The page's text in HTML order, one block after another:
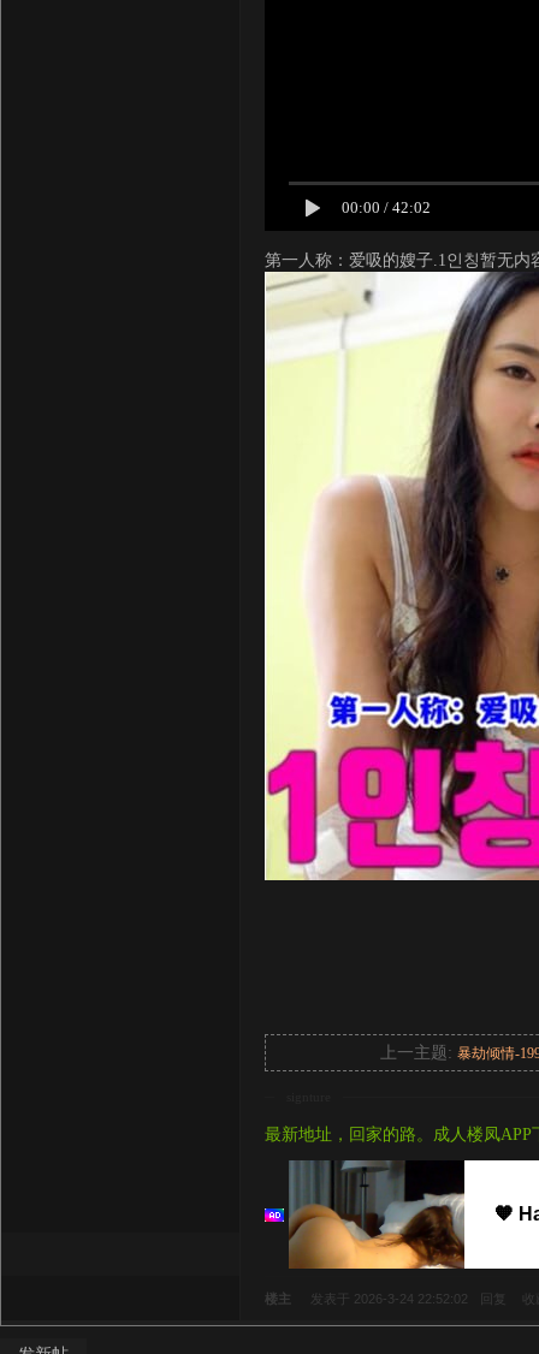
00:00 / 42:02
第一人称：爱吸的嫂子.1인칭暂无
上一主题: 暴劫倾情-
最新地址，回家的路。成人楼凤APP
🧡
楼主 发表于 2026-3-24 22:52:02 回复